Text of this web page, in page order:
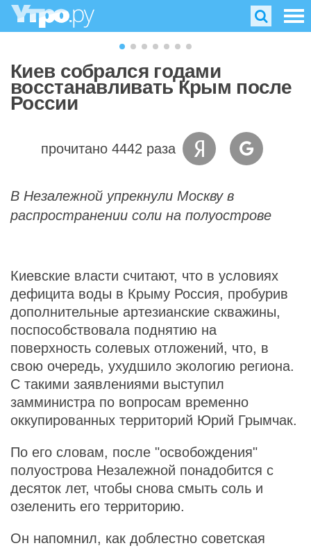
Киев собрался годами
восстанавливать Крым после
России
прочитано 4442 раза
В Незалежной упрекнули Москву в
распространении соли на полуострове
Киевские власти считают, что в условиях
дефицита воды в Крыму Россия, пробурив
дополнительные артезианские скважины,
поспособствовала поднятию на
поверхность солевых отложений, что, в
свою очередь, ухудшило экологию региона.
С такими заявлениями выступил
замминистра по вопросам временно
оккупированных территорий Юрий Грымчак.
По его словам, после "освобождения"
полуострова Незалежной понадобится с
десяток лет, чтобы снова смыть соль и
озеленить его территорию.
Он напомнил, как доблестно советская